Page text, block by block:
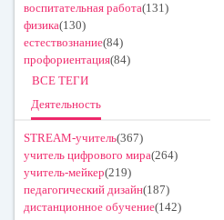
воспитательная работа(131)
физика(130)
естествознание(84)
профориентация(84)
ВСЕ ТЕГИ
Деятельность
STREAM-учитель(367)
учитель цифрового мира(264)
учитель-мейкер(219)
педагогический дизайн(187)
дистанционное обучение(142)